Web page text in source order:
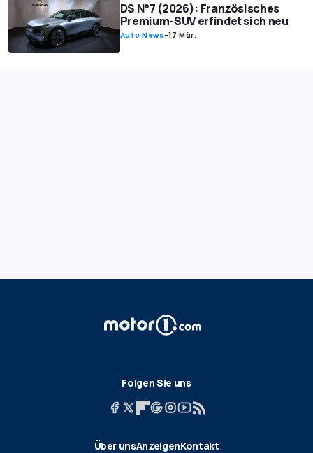
DS N°7 (2026): Französisches
Premium-SUV erfindet sich neu
Auto News-17 Mär.
Folgen Sie uns
Über unsAnzeigenKontakt